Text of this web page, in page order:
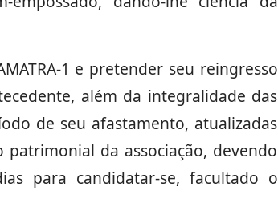
1 e pretender seu reingresso
além da integralidade das
de seu afastamento, atualizadas
da associação, devendo
para candidatar-se, facultado o